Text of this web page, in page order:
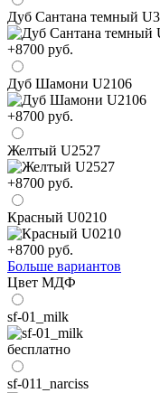
Дуб Сантана темный
+8700 руб.
Дуб Шамони U2106
+8700 руб.
Желтый U2527
+8700 руб.
Красный U0210
+8700 руб.
Больше вариантов
Цвет МДФ
sf-01_milk
бесплатно
sf-011_narciss